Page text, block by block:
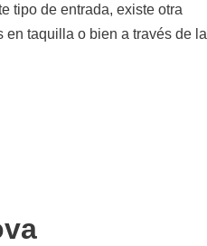
tipo de entrada, existe otra
en taquilla o bien a través de la